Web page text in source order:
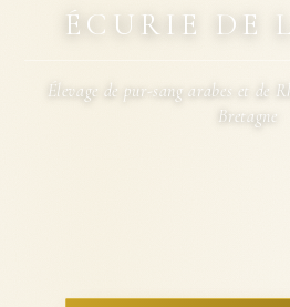
ÉCURIE DE
Élevage de pur-sang arabes et de
Bretagne